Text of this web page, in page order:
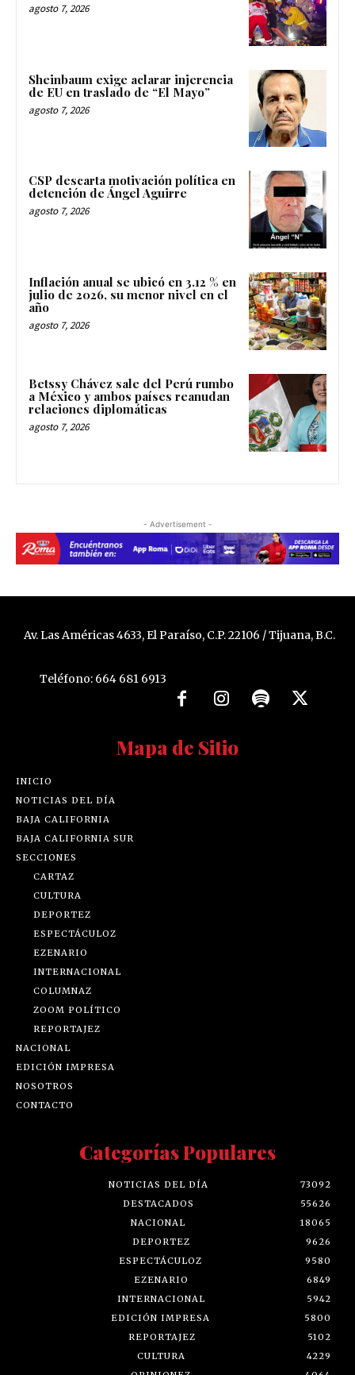
agosto 7, 2026
Sheinbaum exige aclarar injerencia
de EU en traslado de “El Mayo”
agosto 7, 2026
CSP descarta motivación política en
detención de Ángel Aguirre
agosto 7, 2026
Inflación anual se ubicó en 3.12 % en
julio de 2026, su menor nivel en el
año
agosto 7, 2026
Betssy Chávez sale del Perú rumbo
a México y ambos países reanudan
relaciones diplomáticas
agosto 7, 2026
- Advertisement -
Av. Las Américas 4633, El Paraíso, C.P. 22106 / Tijuana, B.C.
Teléfono: 664 681 6913
Mapa de Sitio
INICIO
NOTICIAS DEL DÍA
BAJA CALIFORNIA
BAJA CALIFORNIA SUR
SECCIONES
CARTAZ
CULTURA
DEPORTEZ
ESPECTÁCULOZ
EZENARIO
INTERNACIONAL
COLUMNAZ
ZOOM POLÍTICO
REPORTAJEZ
NACIONAL
EDICIÓN IMPRESA
NOSOTROS
CONTACTO
Categorías Populares
NOTICIAS DEL DÍA
73092
DESTACADOS
55626
NACIONAL
18065
DEPORTEZ
9626
ESPECTÁCULOZ
9580
EZENARIO
6849
INTERNACIONAL
5942
EDICIÓN IMPRESA
5800
REPORTAJEZ
5102
CULTURA
4229